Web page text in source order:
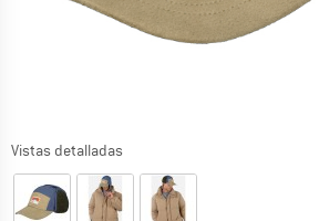
Vistas detalladas